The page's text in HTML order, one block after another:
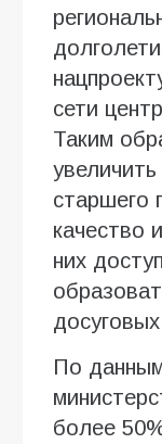
сети
Таким
старшего
качество
них
досуговых
По
более